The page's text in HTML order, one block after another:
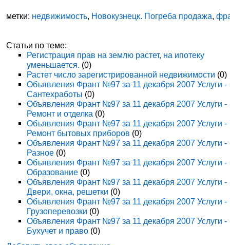
метки: недвижимость, Новокузнецк. Погреба продажа,
Статьи по теме:
Регистрация прав на землю растет, на ипотеку
уменьшается. (0)
Растет число зарегистрированной недвижимости (0)
Объявления Франт №97 за 11 декабря 2007 Услуги -
Сантехработы (0)
Объявления Франт №97 за 11 декабря 2007 Услуги -
Ремонт и отделка (0)
Объявления Франт №97 за 11 декабря 2007 Услуги -
Ремонт бытовых приборов (0)
Объявления Франт №97 за 11 декабря 2007 Услуги -
Разное (0)
Объявления Франт №97 за 11 декабря 2007 Услуги -
Образование (0)
Объявления Франт №97 за 11 декабря 2007 Услуги -
Двери, окна, решетки (0)
Объявления Франт №97 за 11 декабря 2007 Услуги -
Грузоперевозки (0)
Объявления Франт №97 за 11 декабря 2007 Услуги -
Бухучет и право (0)